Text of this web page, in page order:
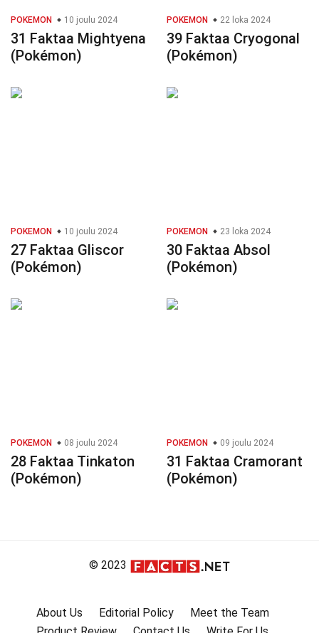
POKEMON 10 joulu 2024
31 Faktaa Mightyena
(Pokémon)
POKEMON 22 loka 2024
39 Faktaa Cryogonal
(Pokémon)
POKEMON 10 joulu 2024
27 Faktaa Gliscor
(Pokémon)
POKEMON 23 loka 2024
30 Faktaa Absol
(Pokémon)
POKEMON 08 joulu 2024
28 Faktaa Tinkaton
(Pokémon)
POKEMON 09 joulu 2024
31 Faktaa Cramorant
(Pokémon)
© 2023
About Us Editorial Policy
Meet the Team